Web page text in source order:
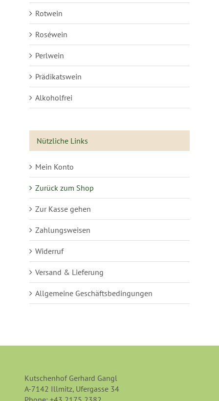
Rotwein
Roséwein
Perlwein
Prädikatswein
Alkoholfrei
Nützliche Links
Mein Konto
Zurück zum Shop
Zur Kasse gehen
Zahlungsweisen
Widerruf
Versand & Lieferung
Allgemeine Geschäftsbedingungen
Kutschenhof Gerhard Gangl
A-7142 Illmitz, Ufergasse 34